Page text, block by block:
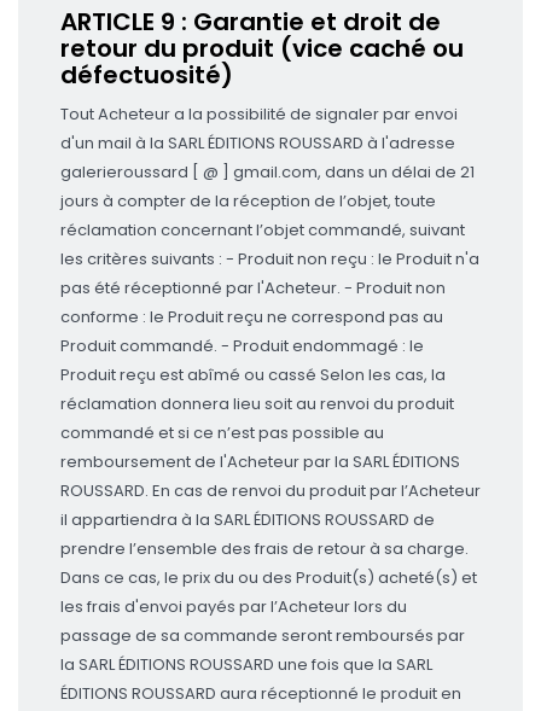
ARTICLE 9 : Garantie et droit de
retour du produit (vice caché ou
défectuosité)
Tout Acheteur a la possibilité de signaler par envoi
d'un mail à la SARL ÉDITIONS ROUSSARD à l'adresse
galerieroussard [ @ ] gmail.com, dans un délai de 21
jours à compter de la réception de l’objet, toute
réclamation concernant l’objet commandé, suivant
les critères suivants : - Produit non reçu : le Produit n'a
pas été réceptionné par l'Acheteur. - Produit non
conforme : le Produit reçu ne correspond pas au
Produit commandé. - Produit endommagé : le
Produit reçu est abîmé ou cassé Selon les cas, la
réclamation donnera lieu soit au renvoi du produit
commandé et si ce n’est pas possible au
remboursement de l'Acheteur par la SARL ÉDITIONS
ROUSSARD. En cas de renvoi du produit par l’Acheteur
il appartiendra à la SARL ÉDITIONS ROUSSARD de
prendre l’ensemble des frais de retour à sa charge.
Dans ce cas, le prix du ou des Produit(s) acheté(s) et
les frais d'envoi payés par l’Acheteur lors du
passage de sa commande seront remboursés par
la SARL ÉDITIONS ROUSSARD une fois que la SARL
ÉDITIONS ROUSSARD aura réceptionné le produit en